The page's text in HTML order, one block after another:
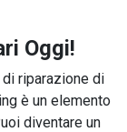
Oggi!
riparazione di
è un elemento
diventare un